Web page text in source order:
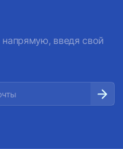
введя свой